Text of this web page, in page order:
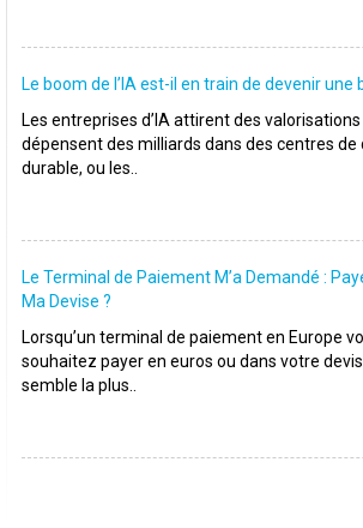
Le boom de l’IA est-il en train de devenir une
Les entreprises d’IA attirent des
dépensent des milliards dans des centres de
durable, ou les..
Le Terminal de Paiement M’a Demandé :
Ma Devise ?
Lorsqu’un terminal de paiement en Europe
souhaitez payer en euros ou dans votre
semble la plus..